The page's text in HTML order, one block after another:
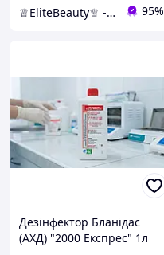
♕EliteBeauty♕ - товари для твоєї краси ;) 95%
Дезінфектор Бланідас
(АХД) "2000 Експрес" 1л